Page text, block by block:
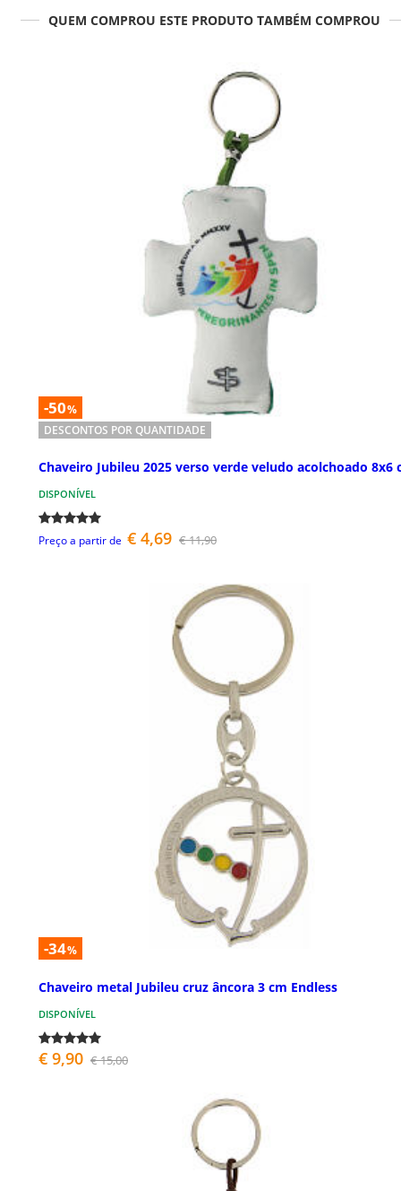
QUEM COMPROU ESTE PRODUTO TAMBÉM COMPROU
-50%
DESCONTOS POR QUANTIDADE
Chaveiro Jubileu 2025 verso verde veludo acolchoado 8x6
DISPONÍVEL
Preço a partir de € 4,69 € 11,90
-34%
Chaveiro metal Jubileu cruz âncora 3 cm Endless
DISPONÍVEL
€ 9,90 € 15,00